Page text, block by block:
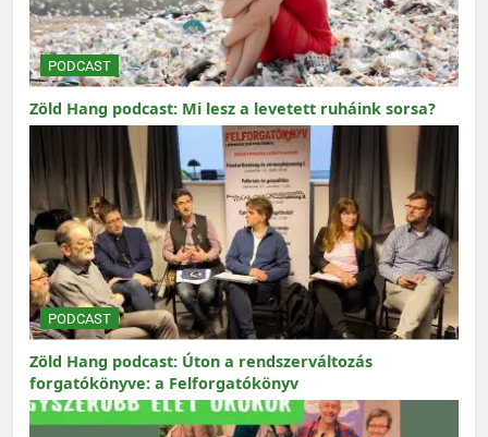
PODCAST
Zöld Hang podcast: Mi lesz a levetett ruháink sorsa?
PODCAST
Zöld Hang podcast: Úton a rendszerváltozás
forgatókönyve: a Felforgatókönyv